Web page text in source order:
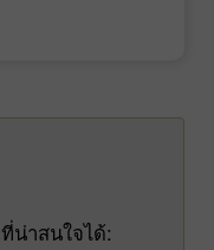
น่าสนใจได้: